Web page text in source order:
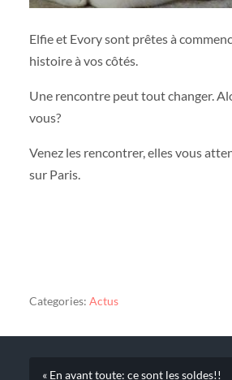
Elfie et Evory sont prêtes à
histoire à vos côtés.
Une rencontre peut tout changer.
vous?
Venez les rencontrer, elles vous
sur Paris.
Categories: Actus
« En avant toute: ce sont les soldes!!